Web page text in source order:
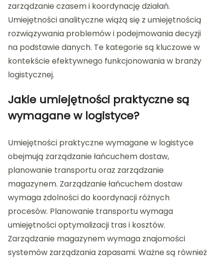
zarządzanie czasem i koordynację działań.
Umiejętności analityczne wiążą się z umiejętnością
rozwiązywania problemów i podejmowania decyzji
na podstawie danych. Te kategorie są kluczowe w
kontekście efektywnego funkcjonowania w branży
logistycznej.
Jakie umiejętności praktyczne są
wymagane w logistyce?
Umiejętności praktyczne wymagane w logistyce
obejmują zarządzanie łańcuchem dostaw,
planowanie transportu oraz zarządzanie
magazynem. Zarządzanie łańcuchem dostaw
wymaga zdolności do koordynacji różnych
procesów. Planowanie transportu wymaga
umiejętności optymalizacji tras i kosztów.
Zarządzanie magazynem wymaga znajomości
systemów zarządzania zapasami. Ważne są również